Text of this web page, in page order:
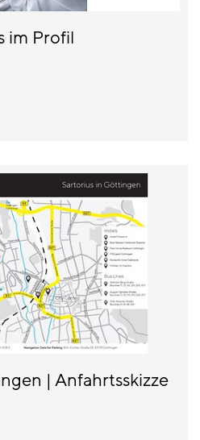
im Profil
| Anfahrtsskizze